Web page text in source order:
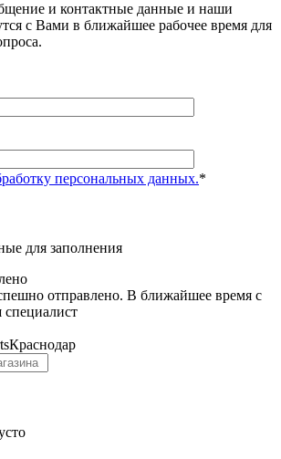
и контактные данные и наши
с Вами в ближайшее рабочее время для
персональных данных.*
для заполнения
отправлено. В ближайшее время с
Краснодар